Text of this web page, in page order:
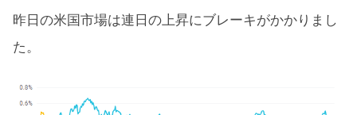
昨日の米国市場は連日の上昇にブレーキがかかりまし
た。